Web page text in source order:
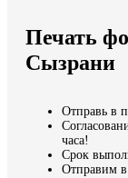
Мы доставляем
Продолжить без
Печать
Сызрани
Отправь в
часа!
Срок
Отправим